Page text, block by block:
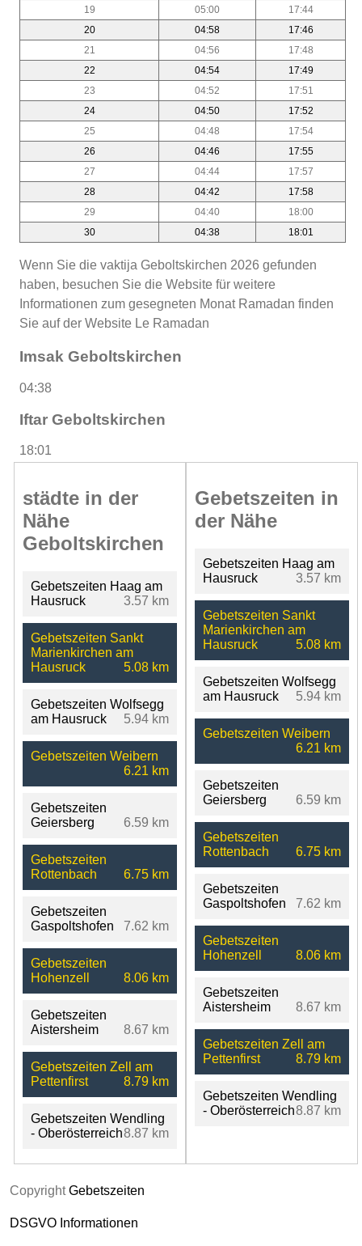
19
05:00
17:44
20
04:58
17:46
21
04:56
17:48
22
04:54
17:49
23
04:52
17:51
24
04:50
17:52
25
04:48
17:54
26
04:46
17:55
27
04:44
17:57
28
04:42
17:58
29
04:40
18:00
30
04:38 18:01
Wenn Sie die vaktija Geboltskirchen 2026 gefunden
haben, besuchen Sie die Website für weitere
Informationen zum gesegneten Monat Ramadan finden
Sie auf der Website Le Ramadan
Imsak Geboltskirchen
04:38
Iftar Geboltskirchen
18:01
städte in der
Nähe
Geboltskirchen
Gebetszeiten Haag am
Hausruck
3.57 km
Gebetszeiten Sankt
Marienkirchen am
Hausruck
5.08 km
Gebetszeiten Wolfsegg
am Hausruck
5.94 km
Gebetszeiten Weibern
6.21 km
Gebetszeiten
Geiersberg
6.59 km
Gebetszeiten
Rottenbach
6.75 km
Gebetszeiten
Gaspoltshofen
7.62 km
Gebetszeiten
Hohenzell
8.06 km
Gebetszeiten
Aistersheim
8.67 km
Gebetszeiten Zell am
Pettenfirst
8.79 km
Gebetszeiten Wendling
- Oberösterreich8.87 km
Gebetszeiten in
der Nähe
Gebetszeiten Haag am
Hausruck
3.57 km
Gebetszeiten Sankt
Marienkirchen am
Hausruck
5.08 km
Gebetszeiten Wolfsegg
am Hausruck
5.94 km
Gebetszeiten Weibern
6.21 km
Gebetszeiten
Geiersberg
6.59 km
Gebetszeiten
Rottenbach
6.75 km
Gebetszeiten
Gaspoltshofen
7.62 km
Gebetszeiten
Hohenzell
8.06 km
Gebetszeiten
Aistersheim
8.67 km
Gebetszeiten Zell am
Pettenfirst
8.79 km
Gebetszeiten Wendling
- Oberösterreich8.87 km
CopyrightGebetszeiten
DSGVO Informationen